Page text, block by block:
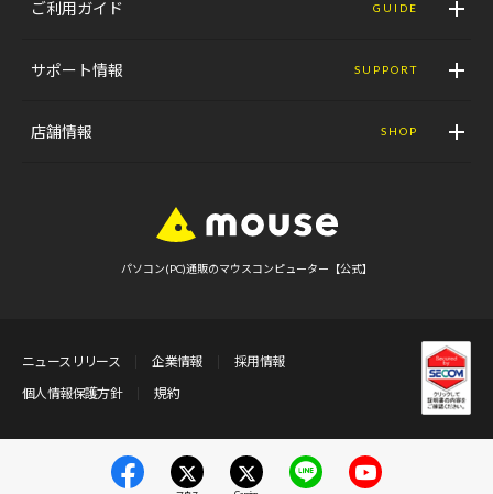
ご利用ガイド GUIDE
サポート情報 SUPPORT
店舗情報 SHOP
パソコン(PC)通販のマウスコンピューター【公式】
ニュースリリース 企業情報
採用情報
個人情報保護方針
規約